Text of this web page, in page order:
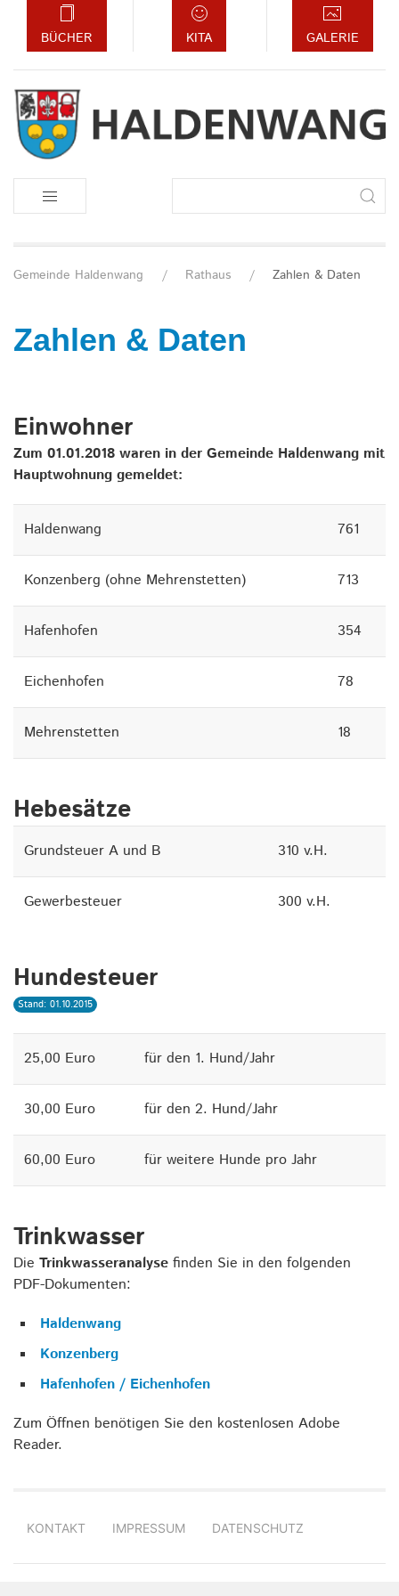
BÜCHER KITA GALERIE
Gemeinde Haldenwang Rathaus Zahlen & Daten
Zahlen & Daten
Einwohner
Zum 01.01.2018 waren in der Gemeinde Haldenwang mit
Hauptwohnung gemeldet:
Haldenwang 761
Konzenberg (ohne Mehrenstetten) 713
Hafenhofen 354
Eichenhofen 78
Mehrenstetten 18
Hebesätze
Grundsteuer A und B 310 v.H.
Gewerbesteuer 300 v.H.
Hundesteuer
Stand: 01.10.2015
25,00 Euro für den 1. Hund/Jahr
30,00 Euro für den 2. Hund/Jahr
60,00 Euro für weitere Hunde pro Jahr
Trinkwasser
Die Trinkwasseranalyse finden Sie in den folgenden
PDF-Dokumenten:
Haldenwang
Konzenberg
Hafenhofen / Eichenhofen
Zum Öffnen benötigen Sie den kostenlosen Adobe
Reader.
überspringen
KONTAKT IMPRESSUM DATENSCHUTZ